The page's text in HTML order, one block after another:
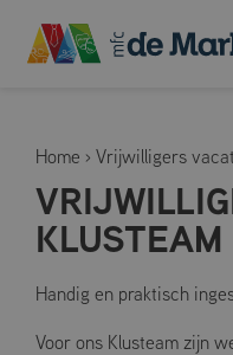
Home › Vrijwilligers
KLUSTEAM
Handig en praktisch
Voor ons Klusteam zijn